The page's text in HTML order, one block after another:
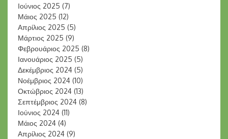
Ιούνιος 2025 (7)
Μάιος 2025 (12)
Απρίλιος 2025 (5)
Μάρτιος 2025 (9)
Φεβρουάριος 2025 (8)
Ιανουάριος 2025 (5)
Δεκέμβριος 2024 (5)
Νοέμβριος 2024 (10)
Οκτώβριος 2024 (13)
Σεπτέμβριος 2024 (8)
Ιούνιος 2024 (11)
Μάιος 2024 (4)
Απρίλιος 2024 (9)